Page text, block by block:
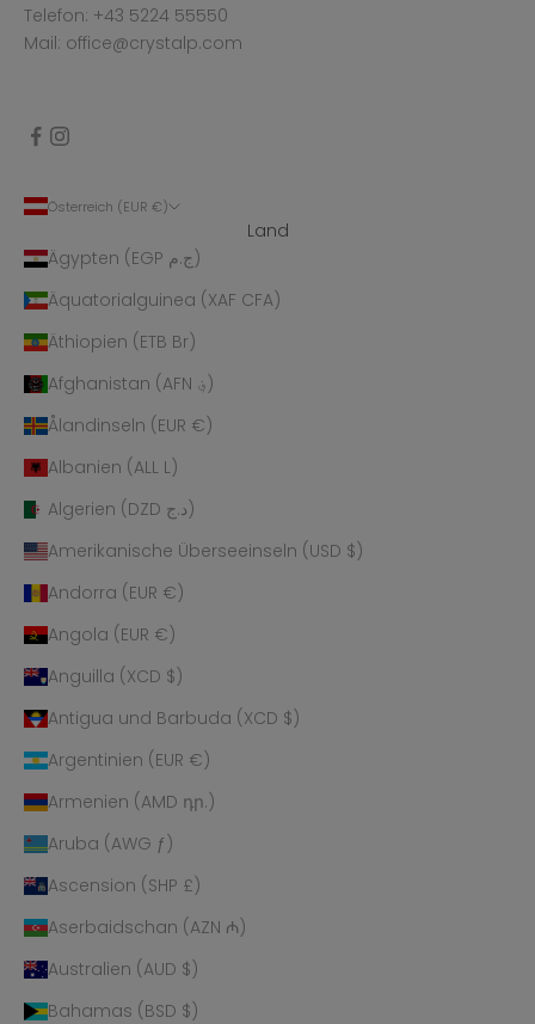
Telefon: +43 5224 55550
Mail: office@crystalp.com
Österreich (EUR €)
Land
Ägypten (EGP ج.م)
Äquatorialguinea (XAF CFA)
Äthiopien (ETB Br)
Afghanistan (AFN ؋)
Ålandinseln (EUR €)
Albanien (ALL L)
Algerien (DZD د.ج)
Amerikanische Überseeinseln (USD $)
Andorra (EUR €)
Angola (EUR €)
Anguilla (XCD $)
Antigua und Barbuda (XCD $)
Argentinien (EUR €)
Armenien (AMD դր.)
Aruba (AWG ƒ)
Ascension (SHP £)
Aserbaidschan (AZN ₼)
Australien (AUD $)
Bahamas (BSD $)